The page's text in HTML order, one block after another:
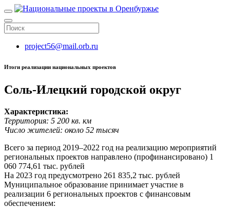
project56@mail.orb.ru
Итоги реализации национальных проектов
Соль-Илецкий городской округ
Характеристика:
Территория: 5 200 кв. км
Число жителей: около 52 тысяч
Всего за период 2019–2022 год на реализацию мероприятий
региональных проектов направлено (профинансировано) 1
060 774,61 тыс. рублей
На 2023 год предусмотрено 261 835,2 тыс. рублей
Муниципальное образование принимает участие в
реализации 6 региональных проектов с финансовым
обеспечением: